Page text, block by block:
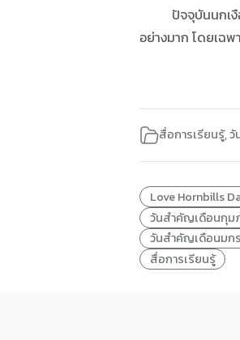
ปัจจุบันนกเงือก
อย่างมาก โดยเฉ
สื่อการเรียนรู้,วั
Love Hornbills
วันสำคัญเดือนกุม
วันสำคัญเดือนมก
สื่อการเรียนรู้